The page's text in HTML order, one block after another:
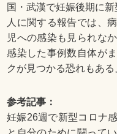
国・武漢で妊娠後期に
人に関する報告では、
児への感染も見られな
感染した事例数自体が
クが見つかる恐れもある
参考記事：
妊娠26週で新型コロナ